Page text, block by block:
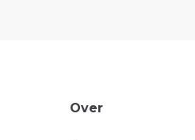
Over